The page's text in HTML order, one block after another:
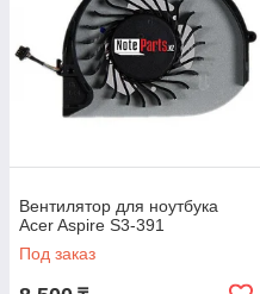
Вентилятор для ноутбука
Acer Aspire S3-391
Под заказ